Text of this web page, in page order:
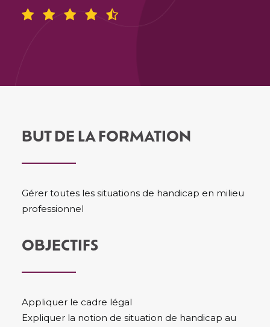
BUT DE LA FORMATION
Gérer toutes les situations de handicap en milieu
professionnel
OBJECTIFS
Appliquer le cadre légal
Expliquer la notion de situation de handicap au